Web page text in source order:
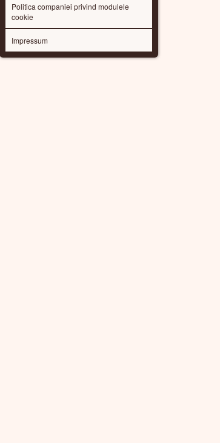
Politica companiei privind modulele
cookie
Impressum